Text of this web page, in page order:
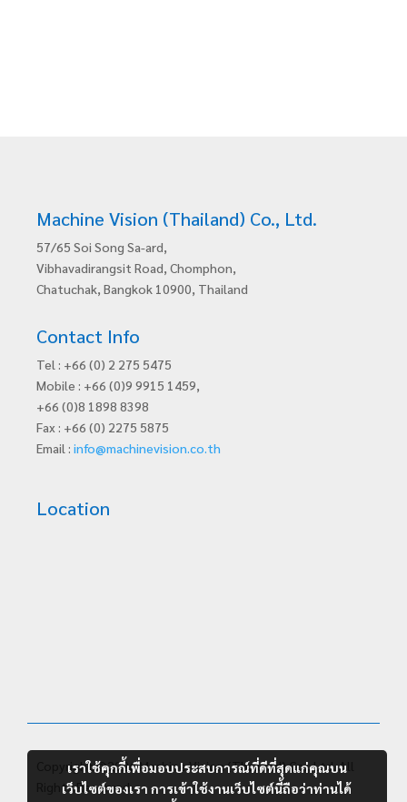
Machine Vision (Thailand) Co., Ltd.
57/65 Soi Song Sa-ard,
Vibhavadirangsit Road, Chomphon,
Chatuchak, Bangkok 10900, Thailand
Contact Info
Tel : +66 (0) 2 275 5475
Mobile : +66 (0)9 9915 1459,
+66 (0)8 1898 8398
Fax : +66 (0) 2275 5875
Email : info@machinevision.co.th
Location
Copyright ©2026 Machine Vision (Thailand) Co., Ltd. All
Rights Reserved.
เราใช้คุกกี้เพื่อมอบประสบการณ์ที่ดีที่สุดแก่คุณบน
เว็บไซต์ของเรา การเข้าใช้งานเว็บไซต์นี้ถือว่าท่านได้